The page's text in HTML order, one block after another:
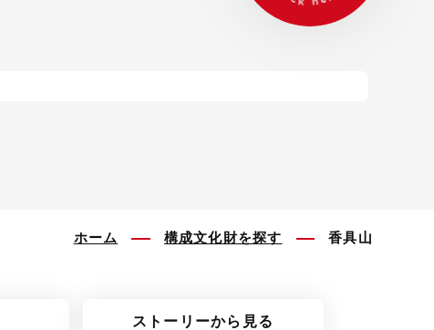
ホーム 構成文化財を探す 香具山
ストーリーから見る